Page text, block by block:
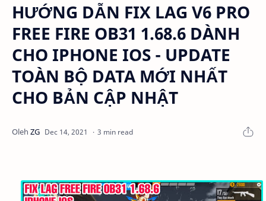
HƯỚNG DẪN FIX LAG V6 PRO
FREE FIRE OB31 1.68.6 DÀNH
CHO IPHONE IOS - UPDATE
TOÀN BỘ DATA MỚI NHẤT
CHO BẢN CẬP NHẬT
3 min read